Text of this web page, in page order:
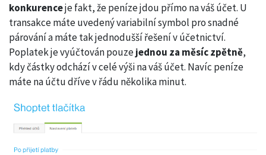
konkurenceje fakt, že peníze jdou přímo na váš účet. U
transakce máte uvedený variabilní symbol pro snadné
párování a máte tak jednodušší řešení v účetnictví.
Poplatek je vyúčtován pouzejednou za měsíc zpětně,
kdy částky odchází v celé výši na váš účet. Navíc peníze
máte na účtu dříve v řádu několika minut.